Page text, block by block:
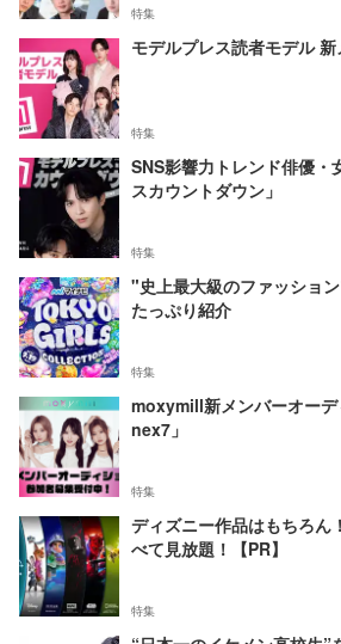
特集
モデルプレス読者モデル 新
特集
SNS影響力トレンド俳優・
スカウントダウン」
特集
"史上最大級のファッショ
たっぷり紹介
特集
moxymill新メンバーオー
nex7」
特集
ディズニー作品はもちろん
べて見放題！【PR】
特集